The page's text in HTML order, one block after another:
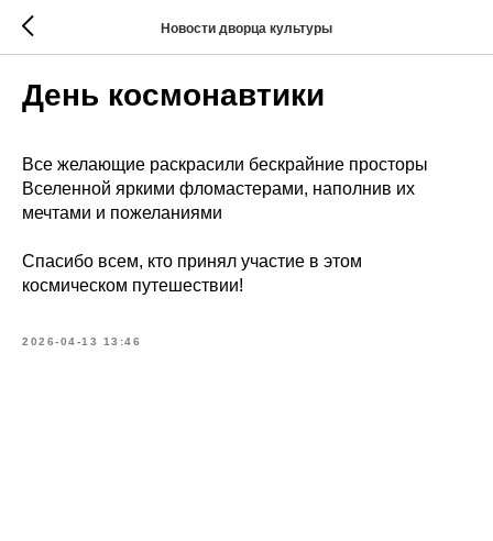
Новости дворца культуры
День космонавтики
Все желающие раскрасили бескрайние просторы
Вселенной яркими фломастерами, наполнив их
мечтами и пожеланиями
Спасибо всем, кто принял участие в этом
космическом путешествии!
2026-04-13 13:46